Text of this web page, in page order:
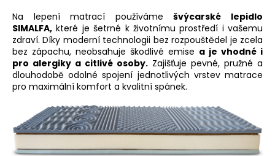
Na lepení matrací používámešvýcarské lepidlo
SIMALFA, které je šetrné k životnímu prostředí i vašemu
zdraví. Díky moderní technologii bez rozpouštědel je zcela
bez zápachu, neobsahuje škodlivé emise a je vhodné i
pro alergiky a citlivé osoby. Zajišťuje pevné, pružné a
dlouhodobě odolné spojení jednotlivých vrstev matrace
pro maximální komfort a kvalitní spánek.